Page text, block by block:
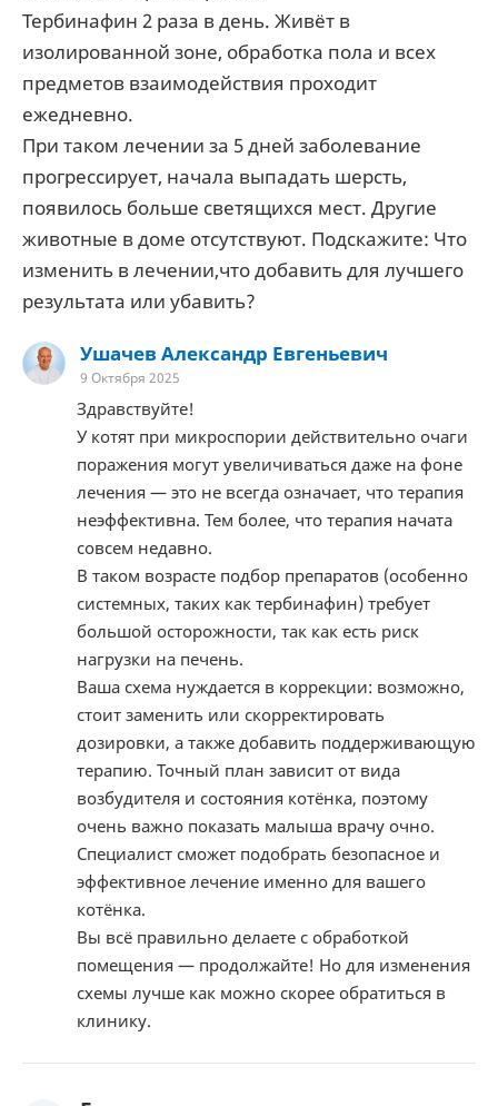
Тербинафин 2 раза в день. Живёт в
изолированной зоне, обработка пола и всех
предметов взаимодействия проходит
ежедневно.
При таком лечении за 5 дней заболевание
прогрессирует, начала выпадать шерсть,
появилось больше светящихся мест. Другие
животные в доме отсутствуют. Подскажите: Что
изменить в лечении,что добавить для лучшего
результата или убавить?
Ушачев Александр Евгеньевич
9 Октября 2025
Здравствуйте!
У котят при микроспории действительно очаги
поражения могут увеличиваться даже на фоне
лечения — это не всегда означает, что терапия
неэффективна. Тем более, что терапия начата
совсем недавно.
В таком возрасте подбор препаратов (особенно
системных, таких как тербинафин) требует
большой осторожности, так как есть риск
нагрузки на печень.
Ваша схема нуждается в коррекции: возможно,
стоит заменить или скорректировать
дозировки, а также добавить поддерживающую
терапию. Точный план зависит от вида
возбудителя и состояния котёнка, поэтому
очень важно показать малыша врачу очно.
Специалист сможет подобрать безопасное и
эффективное лечение именно для вашего
котёнка.
Вы всё правильно делаете с обработкой
помещения — продолжайте! Но для изменения
схемы лучше как можно скорее обратиться в
клинику.